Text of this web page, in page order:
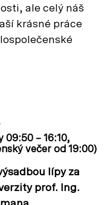
ale celý náš
krásné práce
09:50 – 16:10,
večer od 19:00)
lípy za
prof. Ing.